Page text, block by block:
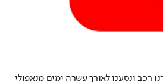
רכב ונסענו לאורך עשרה ימים מנאפולי